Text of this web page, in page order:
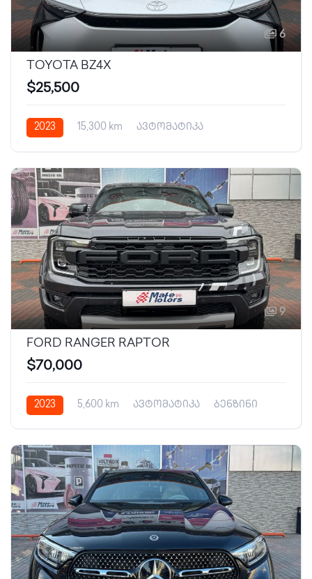
6
TOYOTA BZ4X
$25,500
2023 15,300 km
ავტომატიკა
9
FORD RANGER RAPTOR
$70,000
2023 5,600 km ავტომატიკა ბენზინი